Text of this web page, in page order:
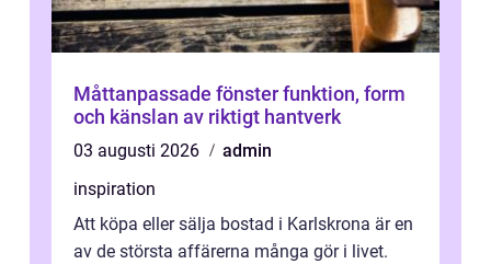
Måttanpassade fönster funktion, form
och känslan av riktigt hantverk
03 augusti 2026
admin
inspiration
Att köpa eller sälja bostad i Karlskrona är en
av de största affärerna många gör i livet.